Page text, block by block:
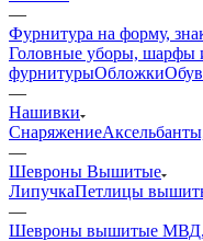
—
Фурнитура на форму,
Головные уборы, шарфы
фурнитурыОбложки
—
Нашивки
Снаряжение
—
Шевроны Вышитые
ЛипучкаПетлицы
—
Шевроны вышитые